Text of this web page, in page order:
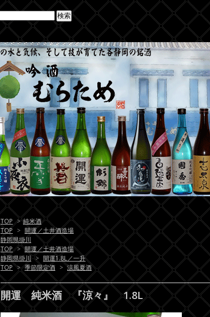
TOP > 純米酒
TOP > 開運／土井酒造場
静岡県掛川
TOP > 開運／土井酒造場
静岡県掛川 > 開運1.8L／一升
TOP > 季節限定酒 > 涼風夏酒
開運 純米酒 『涼々』 1.8L